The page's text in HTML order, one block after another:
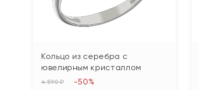
Кольцо из серебра с
ювелирным кристаллом
4 590 ₽ -50%